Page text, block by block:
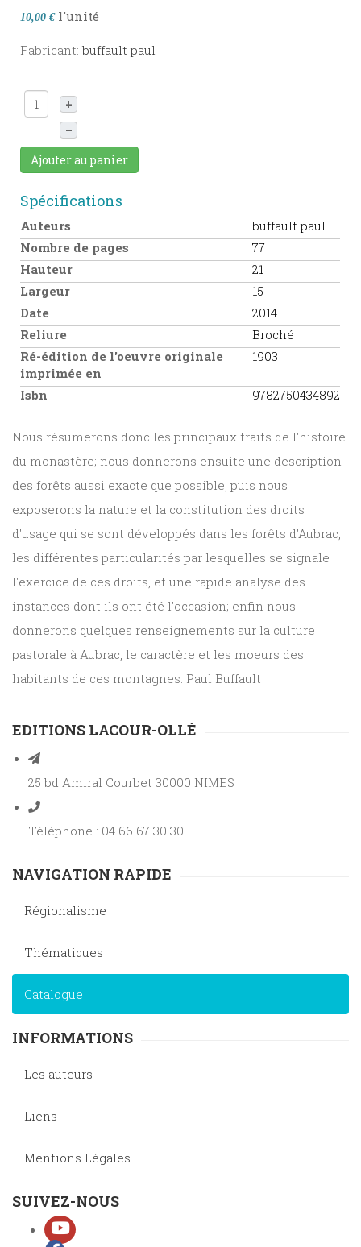
10,00 € l'unité
Fabricant: buffault paul
+
–
Ajouter au panier
Spécifications
Auteurs
buffault paul
Nombre de pages
77
Hauteur
21
Largeur
15
Date
2014
Reliure
Broché
Ré-édition de l'oeuvre originale
imprimée en
1903
Isbn 9782750434892
Nous résumerons donc les principaux traits de l'histoire
du monastère; nous donnerons ensuite une description
des forêts aussi exacte que possible, puis nous
exposerons la nature et la constitution des droits
d'usage qui se sont développés dans les forêts d'Aubrac,
les différentes particularités par lesquelles se signale
l'exercice de ces droits, et une rapide analyse des
instances dont ils ont été l'occasion; enfin nous
donnerons quelques renseignements sur la culture
pastorale à Aubrac, le caractère et les moeurs des
habitants de ces montagnes. Paul Buffault
EDITIONS LACOUR-OLLÉ
25 bd Amiral Courbet 30000 NIMES
Téléphone : 04 66 67 30 30
NAVIGATION RAPIDE
Régionalisme
Thématiques
Catalogue
INFORMATIONS
Les auteurs
Liens
Mentions Légales
SUIVEZ-NOUS